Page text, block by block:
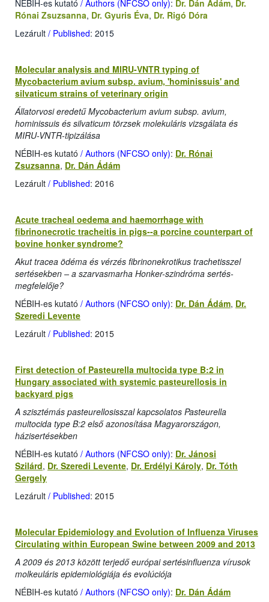
NÉBIH-es kutató / Authors (NFCSO only): Dr. Dán Ádám, Dr.
Rónai Zsuzsanna, Dr. Gyuris Éva, Dr. Rigó Dóra
Lezárult / Published: 2015
Molecular analysis and MIRU-VNTR typing of
Mycobacterium avium subsp. avium, 'hominissuis' and
silvaticum strains of veterinary origin
Állatorvosi eredetű Mycobacterium avium subsp. avium,
hominissuis és silvaticum törzsek molekuláris vizsgálata és
MIRU-VNTR-tipizálása
NÉBIH-es kutató / Authors (NFCSO only): Dr. Rónai
Zsuzsanna, Dr. Dán Ádám
Lezárult / Published: 2016
Acute tracheal oedema and haemorrhage with
fibrinonecrotic tracheitis in pigs--a porcine counterpart of
bovine honker syndrome?
Akut tracea ödéma és vérzés fibrinonekrotikus trachetisszel
sertésekben – a szarvasmarha Honker-szindróma sertés-
megfelelője?
NÉBIH-es kutató / Authors (NFCSO only): Dr. Dán Ádám, Dr.
Szeredi Levente
Lezárult / Published: 2015
First detection of Pasteurella multocida type B:2 in
Hungary associated with systemic pasteurellosis in
backyard pigs
A szisztémás pasteurellosisszal kapcsolatos Pasteurella
multocida type B:2 első azonosítása Magyarországon,
házisertésekben
NÉBIH-es kutató / Authors (NFCSO only): Dr. Jánosi
Szilárd, Dr. Szeredi Levente, Dr. Erdélyi Károly, Dr. Tóth
Gergely
Lezárult / Published: 2015
Molecular Epidemiology and Evolution of Influenza Viruses
Circulating within European Swine between 2009 and 2013
A 2009 és 2013 között terjedő európai sertésinfluenza vírusok
molkeuláris epidemiológiája és evolúciója
NÉBIH-es kutató / Authors (NFCSO only): Dr. Dán Ádám